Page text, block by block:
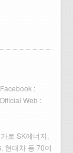
:
Web :
로 SK에너지,
현대차 등 70여